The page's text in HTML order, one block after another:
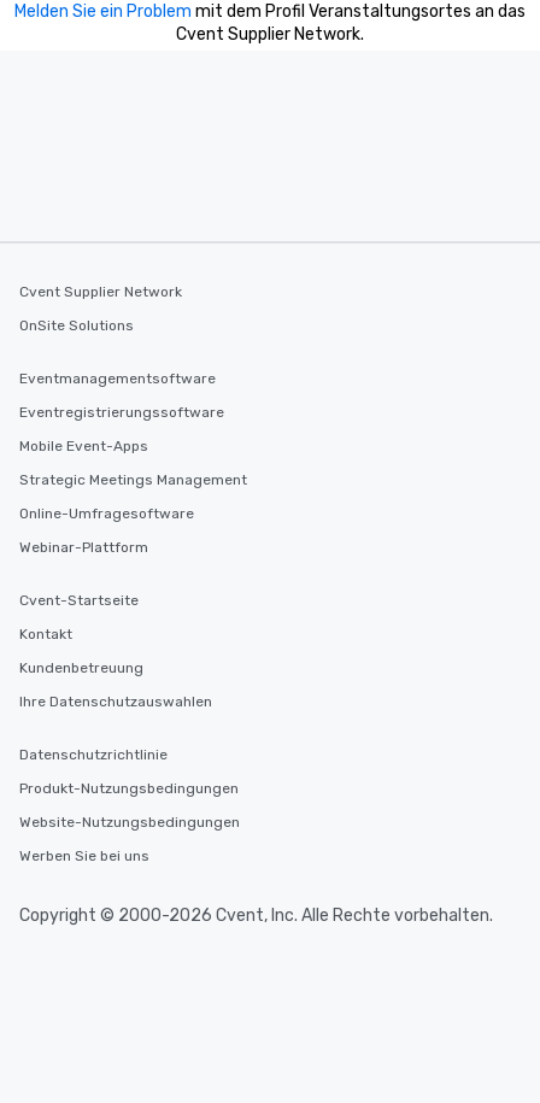
Melden Sie ein Problem mit dem Profil Veranstaltungsortes an das
Cvent Supplier Network.
Cvent Supplier Network
OnSite Solutions
Eventmanagementsoftware
Eventregistrierungssoftware
Mobile Event-Apps
Strategic Meetings Management
Online-Umfragesoftware
Webinar-Plattform
Cvent-Startseite
Kontakt
Kundenbetreuung
Ihre Datenschutzauswahlen
Datenschutzrichtlinie
Produkt-Nutzungsbedingungen
Website-Nutzungsbedingungen
Werben Sie bei uns
Copyright © 2000-2026 Cvent, Inc. Alle Rechte vorbehalten.